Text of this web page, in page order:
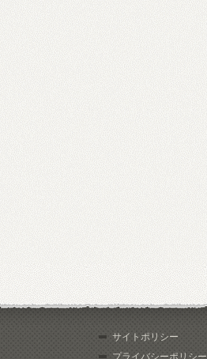
サイトポリシー
プライバシーポリシー